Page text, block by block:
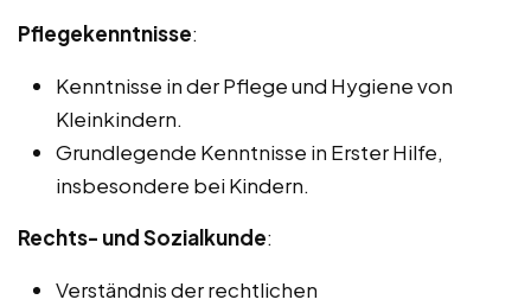
Pflegekenntnisse:
Kenntnisse in der Pflege und Hygiene von
Kleinkindern.
Grundlegende Kenntnisse in Erster Hilfe,
insbesondere bei Kindern.
Rechts- und Sozialkunde:
Verständnis der rechtlichen